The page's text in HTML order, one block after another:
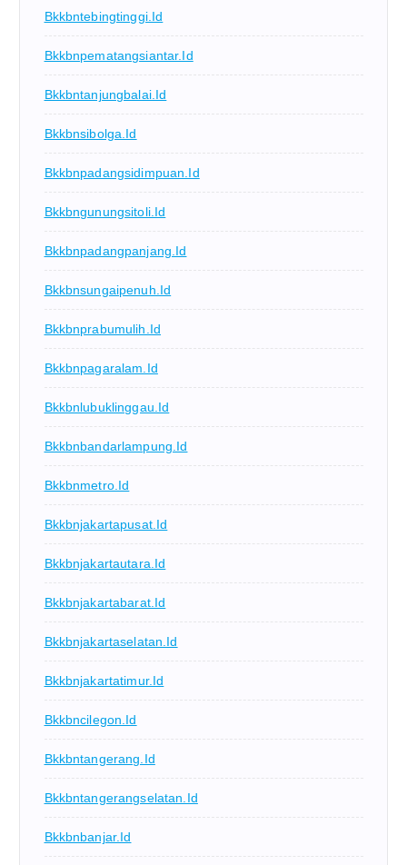
Bkkbntebingtinggi.id
Bkkbnpematangsiantar.id
Bkkbntanjungbalai.id
Bkkbnsibolga.id
Bkkbnpadangsidimpuan.id
Bkkbngunungsitoli.id
Bkkbnpadangpanjang.id
Bkkbnsungaipenuh.id
Bkkbnprabumulih.id
Bkkbnpagaralam.id
Bkkbnlubuklinggau.id
Bkkbnbandarlampung.id
Bkkbnmetro.id
Bkkbnjakartapusat.id
Bkkbnjakartautara.id
Bkkbnjakartabarat.id
Bkkbnjakartaselatan.id
Bkkbnjakartatimur.id
Bkkbncilegon.id
Bkkbntangerang.id
Bkkbntangerangselatan.id
Bkkbnbanjar.id